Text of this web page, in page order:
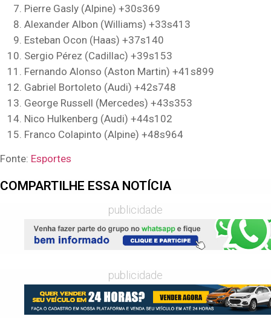
Pierre Gasly (Alpine) +30s369
Alexander Albon (Williams) +33s413
Esteban Ocon (Haas) +37s140
Sergio Pérez (Cadillac) +39s153
Fernando Alonso (Aston Martin) +41s899
Gabriel Bortoleto (Audi) +42s748
George Russell (Mercedes) +43s353
Nico Hulkenberg (Audi) +44s102
Franco Colapinto (Alpine) +48s964
Fonte: Esportes
COMPARTILHE ESSA NOTÍCIA
publicidade
publicidade